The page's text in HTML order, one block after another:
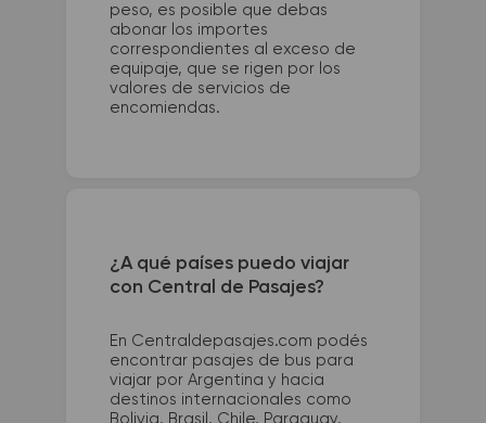
peso, es posible que debas
abonar los importes
correspondientes al exceso de
equipaje, que se rigen por los
valores de servicios de
encomiendas.
¿A qué países puedo viajar
con Central de Pasajes?
En Centraldepasajes.com podés
encontrar pasajes de bus para
viajar por Argentina y hacia
destinos internacionales como
Bolivia, Brasil, Chile, Paraguay,